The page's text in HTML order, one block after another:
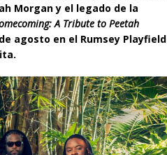
Morgan y el legado de la
A Tribute to Peetah
agosto en el Rumsey Playfield